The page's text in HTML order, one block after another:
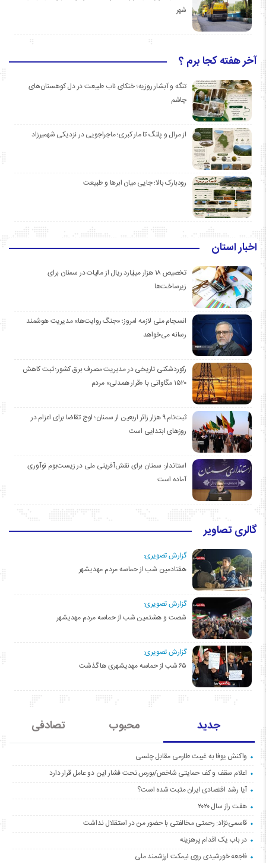
شهر
آخر هفته کجا برم ؟
تنگه و آبشار روزیه؛ خنکای ناب طبیعت در دل کوهستان‌های
چاشم
از مرال و پلنگ تا مار کبری؛ ماجراجویی در نزدیکی شهمیرزاد
رودبارک بالا؛ جایی میان ابرها و طبیعت
اخبار استان
تخصیص ۱۸ هزار میلیارد ریال از مالیات در سمنان برای
زیرساخت‌ها
انسجام ملی لازمه امروز؛ «جنگ روایت‌ها» مدیریت هوشمند
رسانه می‌خواهد
رکوردشکنی تاریخی در مدیریت مصرف برق کشور؛ ثبت کاهش
۱۵۲۰ مگاواتی با «قرار همدلی» مردم
ثبت‌نام ۹ هزار زائر اربعین از سمنان؛ اوج تقاضا برای اعزام در
روزهای ابتدایی است
استاندار: سمنان برای نقش‌آفرینی ملی در زیست‌بوم نوآوری
آماده است
گالری تصاویر
گزارش تصویری:
هفتادمین شب از حماسه مردم مهدیشهر
گزارش تصویری:
شصت و هشتمین شب از حماسه مردم مهدیشهر
گزارش تصویری:
۶۵ شب از حماسه مهدیشهری ها گذشت
جدید محبوب تصادفی
واکنش یوفا به غیبت طارمی مقابل چلسی
اعلام سقف و کف حمایتی شاخص/بورس تحت فشار این دو عامل قرار دارد
آیا رشد اقتصادی ایران مثبت شده است؟
هفت راز سال ۲۰۲۰
قاسمی‌نژاد: رحمتی مخالفتی با حضور من در استقلال نداشت
در باب یک اقدام پرهزینه
فاجعه خورشیدی روی نیمکت ارزشمند ملی